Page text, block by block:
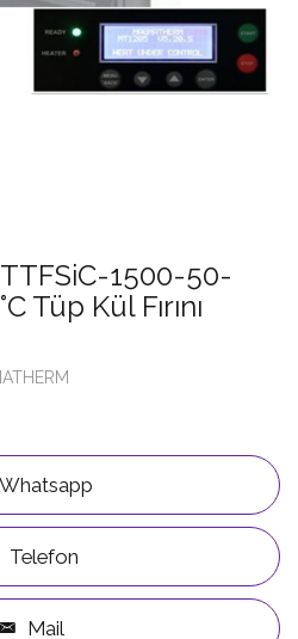
1500-50-
Tüp Kül Fırını
Whatsapp
Telefon
Mail